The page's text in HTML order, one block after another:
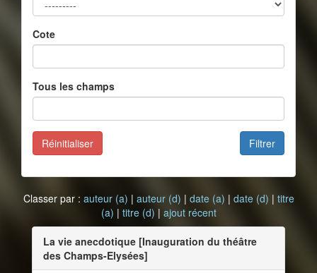
Cote
Tous les champs
Filtrer
Réinitialiser
Classer par : auteur (a) | auteur (d) | date (a) | date (d) | titre
(a) | titre (d) | ajout récent
La vie anecdotique [Inauguration du théâtre
des Champs-Elysées]